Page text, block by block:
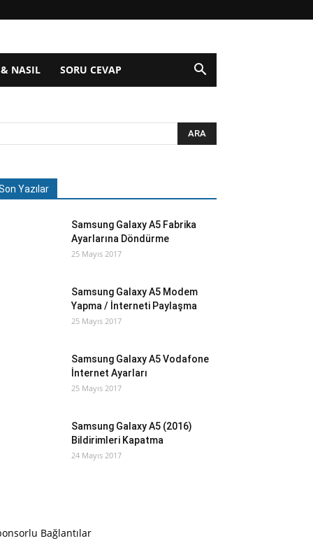
NASIL SORU CEVAP
Yazılar
Samsung Galaxy A5 Fabrika
Ayarlarına Döndürme
25 Mayıs 2017
Samsung Galaxy A5 Modem
Yapma / İnterneti Paylaşma
25 Mayıs 2017
Samsung Galaxy A5 Vodafone
İnternet Ayarları
25 Mayıs 2017
Samsung Galaxy A5 (2016)
Bildirimleri Kapatma
24 Mayıs 2017
Bağlantılar